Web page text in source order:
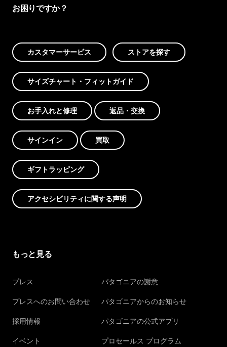
お困りですか？
カスタマーサービス ストアを探す
サイズチャート・フィットガイド
お手入れと修理 返品・交換
サインイン 買取
ギフトラッピング
アクセシビリティに関する声明
もっと見る
プレス
プレスへのお問い合わせ
採用情報
イベント
パタゴニアの謝意
パタゴニアからのお知らせ
パタゴニアの公式アプリ
プロセールス プログラム